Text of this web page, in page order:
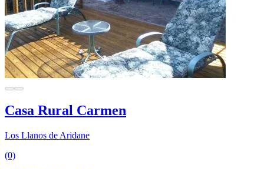
Casa Rural Carmen
Los Llanos de Aridane
(0)